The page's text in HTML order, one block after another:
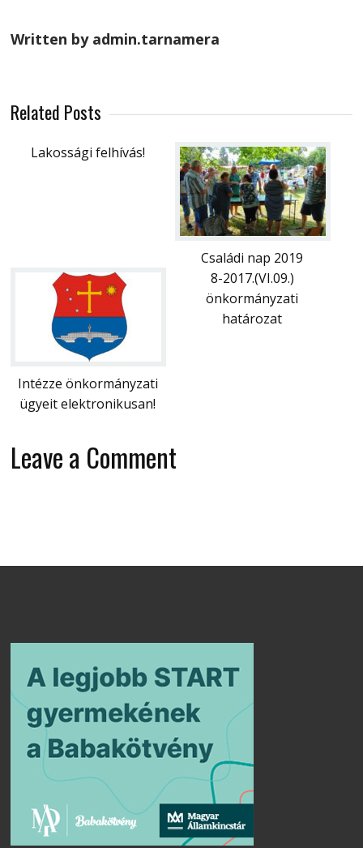
Written by admin.tarnamera
Related Posts
Lakossági felhívás!
Családi nap 2019
Intézze önkormányzati
ügyeit elektronikusan!
8-2017.(VI.09.)
önkormányzati
határozat
Leave a Comment